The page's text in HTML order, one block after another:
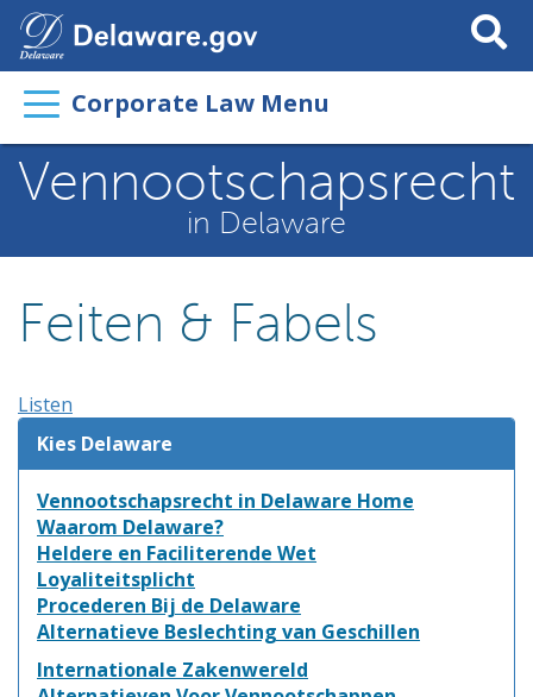
Search
This
Corporate Law Menu
Vennootschapsrecht
in Delaware
Feiten & Fabels
Listen
Kies Delaware
Vennootschapsrecht in Delaware Home
Waarom Delaware?
Heldere en Faciliterende Wet
Loyaliteitsplicht
Procederen Bij de Delaware
Alternatieve Beslechting van Geschillen
Internationale Zakenwereld